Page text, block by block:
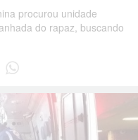
procurou unidade
do rapaz, buscando